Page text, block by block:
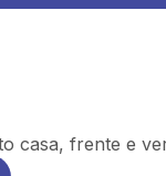
casa, frente e